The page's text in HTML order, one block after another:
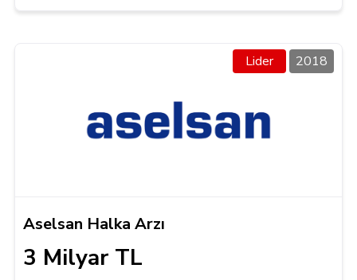
Lider 2018
Aselsan Halka Arzı
3 Milyar TL